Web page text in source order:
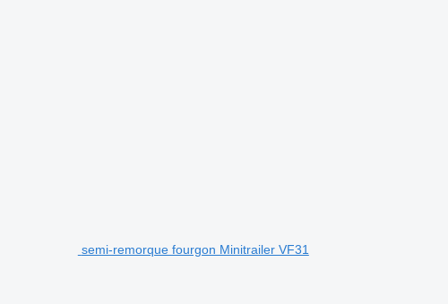
semi-remorque fourgon Minitrailer VF31